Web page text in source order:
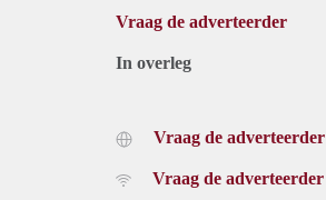
Vraag de adverteerder
In overleg
Vraag de adverteerder
Vraag de adverteerder